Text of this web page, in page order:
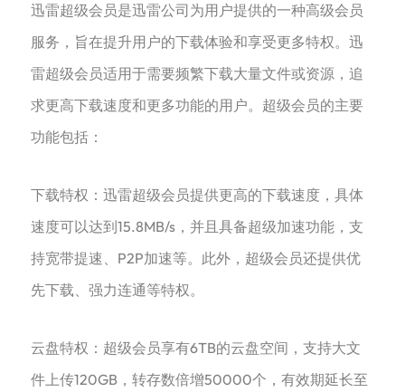
‌‌迅雷超级会员‌是迅雷公司为用户提供的一种高级会员
服务，旨在提升用户的下载体验和享受更多特权。迅
雷超级会员适用于需要频繁下载大量文件或资源，追
求更高下载速度和更多功能的用户。超级会员的主要
功能包括：
‌下载特权‌：迅雷超级会员提供更高的下载速度，具体
速度可以达到15.8MB/s，并且具备超级加速功能，支
持宽带提速、P2P加速等。此外，超级会员还提供优
先下载、强力连通等特权‌。
‌云盘特权‌：超级会员享有6TB的云盘空间，支持大文
件上传120GB，转存数倍增50000个，有效期延长至